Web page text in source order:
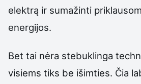
elektrą ir sumažinti
energijos.
Bet tai nėra stebuklinga
visiems tiks be išimties. Čia